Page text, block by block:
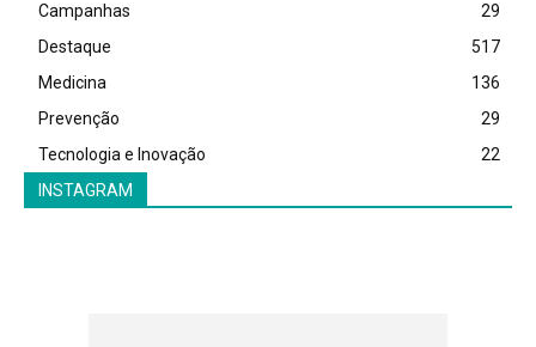
Campanhas
29
Destaque
517
Medicina
136
Prevenção
29
Tecnologia e Inovação
22
INSTAGRAM